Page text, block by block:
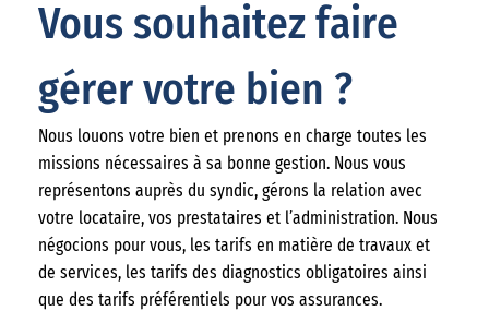
Vous souhaitez faire
gérer votre bien ?
Nous louons votre bien et prenons en charge toutes les
missions nécessaires à sa bonne gestion. Nous vous
représentons auprès du syndic, gérons la relation avec
votre locataire, vos prestataires et l’administration. Nous
négocions pour vous, les tarifs en matière de travaux et
de services, les tarifs des diagnostics obligatoires ainsi
que des tarifs préférentiels pour vos assurances.